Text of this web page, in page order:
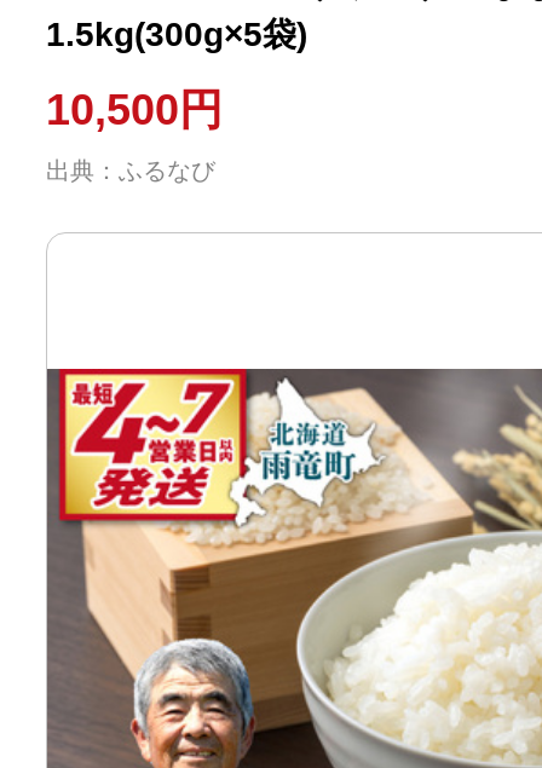
1.5kg(300g×5袋)
10,500円
出典：ふるなび